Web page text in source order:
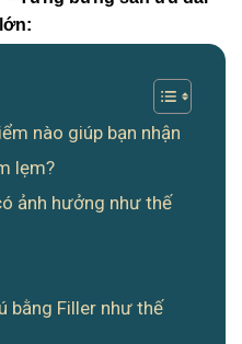
nào giúp bạn nhận
lẹm?
ảnh hưởng như thế
bằng Filler như thế